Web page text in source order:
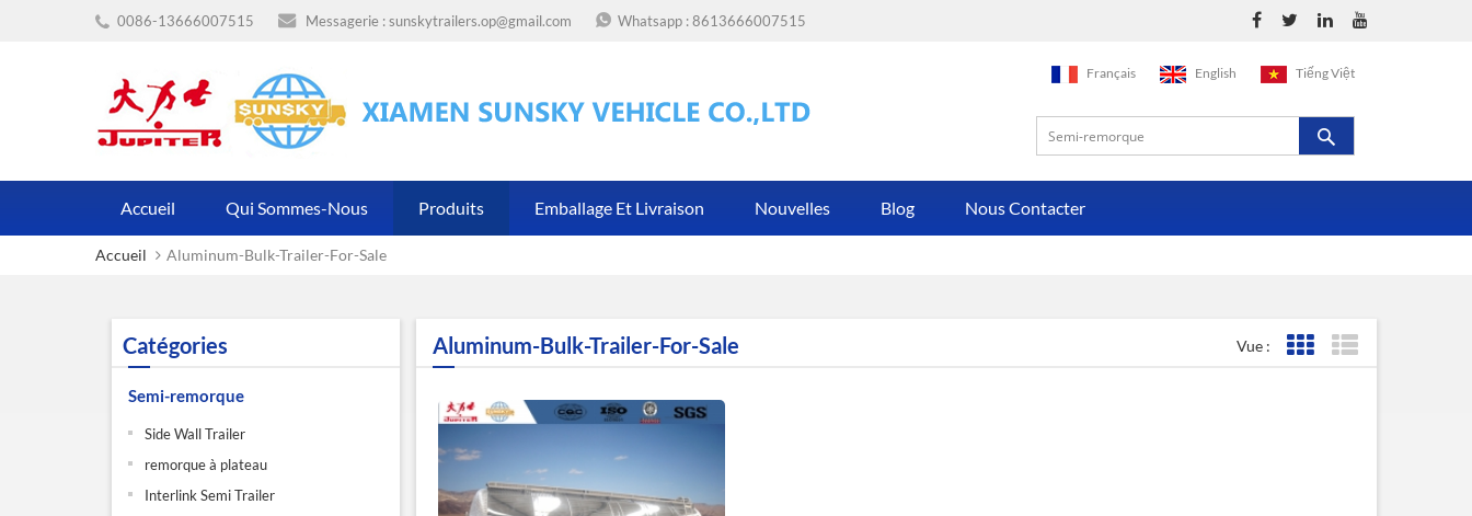
0086-13666007515 Messagerie :sunskytrailers.op@gmail.com Whatsapp :8613666007515
Français English Tiếng Việt
Accueil Qui Sommes-Nous Produits Emballage Et Livraison Nouvelles Blog Nous Contacter
Accueil Aluminum-Bulk-Trailer-For-Sale
Catégories
Semi-remorque
Side Wall Trailer
remorque à plateau
Interlink Semi Trailer
Aluminum-Bulk-Trailer-For-Sale Vue : Affichage de la grille